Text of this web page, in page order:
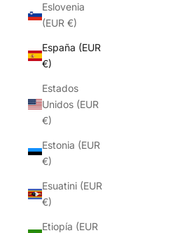
Eslovenia
(EUR €)
España (EUR
€)
Estados
Unidos (EUR
€)
Estonia (EUR
€)
Esuatini (EUR
€)
Etiopía (EUR